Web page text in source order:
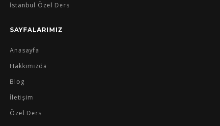
İstanbul Özel Ders
SAYFALARIMIZ
Anasayfa
Hakkımızda
Blog
İletişim
Özel Ders